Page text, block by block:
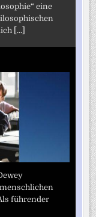
eine
[...]
führender